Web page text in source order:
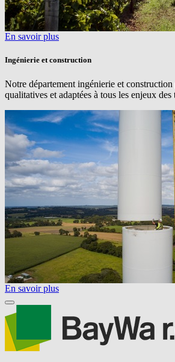
En savoir plus
Ingénierie et construction
Notre département ingénierie et
qualitatives et adaptées à tous les enjeux des
En savoir plus